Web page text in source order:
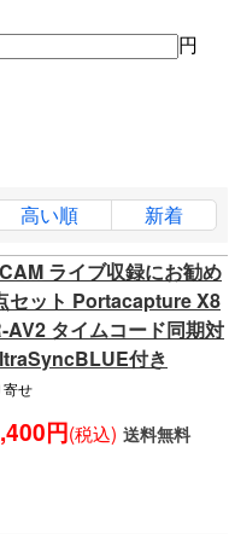
円
高い順 新着
ライブ収録にお勧め
セット Portacapture X8
AV2 タイムコード同期対
付き
寄せ
円(税込) 送料無料